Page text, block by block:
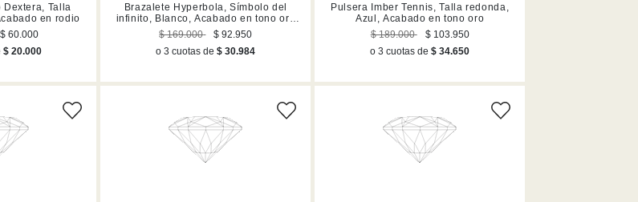
Talla
en rodio
$ 60.000
$ 20.000
Brazalete Hyperbola, Símbolo del
infinito, Blanco, Acabado en tono oro
rosa
$ 169.000
$ 92.950
o 3 cuotas de$ 30.984
Pulsera Imber Tennis, Talla redonda,
Azul, Acabado en tono oro
$ 189.000
$ 103.950
o 3 cuotas de$ 34.650